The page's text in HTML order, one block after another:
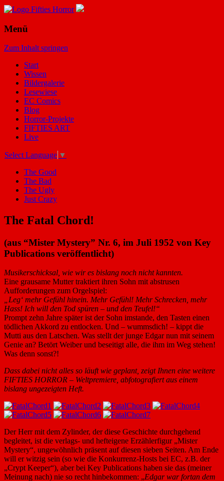
Menü
Zum Inhalt springen
Start
Wissen
Bildergalerie
Lesewiese
EC Comics
Blog
Horror-Projekte
FIFTIES ART
Live
Select Language ▼
The Good
The Bad
The Ugly
Just Crazy
The Fatal Chord!
(aus “Mister Mystery” Nr. 6, im Juli 1952 von Key
Publications veröffentlicht)
Musikerschicksal, wie wir es bislang noch nicht kannten.
Eine grausame Mutter traktiert ihren Sohn mit abstrusen
Aufforderungen zum Orgelspiel:
„Leg‘ mehr Gefühl hinein. Mehr Gefühl! Mehr Schrecken, mehr
Hass! Ich will den Tod spüren – und den Teufel!“
Prompt zehn Jahre später ist der Sohn imstande, den Tasten einen
tödlichen Akkord zu entlocken. Und – wummsdich! – kippt die
Mutti aus den Latschen. Was stellt der junge Edgar nun mit seinem
Genie an? Betört Weiber und beseitigt alle, die ihm im Weg stehen!
Was denn sonst?!
Dass dabei nicht alles so läuft wie geplant, zeigt Ihnen eine weitere
FIFTIES HORROR – Weltpremiere, abfotografiert aus einem
bislang ungezeigten Heft.
Der Herr mit dem Zylinder, der diese Geschichte durchgehend
begleitet, ist die verlags- und hefteigene Erzählerfigur „Mister
Mystery“, ungewöhnlich präsent auf diesen sieben Seiten. Am Ende
will er witzig sein (so wie die Konkurrenz-Hosts bei EC, z.B. der
„Crypt Keeper“), aber bei Key Publications haben sie das (meiner
Meinung nach) nie so recht hinbekommen: „Edgar war fortan dem